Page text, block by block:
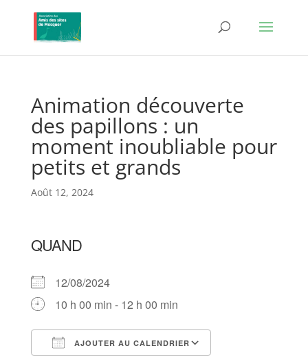
Animation découverte
des papillons : un
moment inoubliable pour
petits et grands
Août 12, 2024
QUAND
12/08/2024
10 h 00 min - 12 h 00 min
AJOUTER AU CALENDRIER